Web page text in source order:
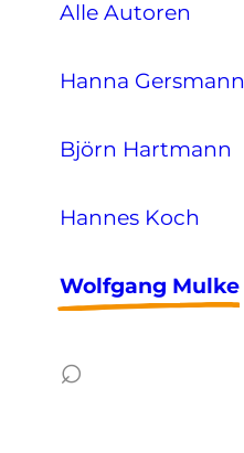
Alle Autoren
Hanna Gersmann
Björn Hartmann
Hannes Koch
Wolfgang Mulke
⌕